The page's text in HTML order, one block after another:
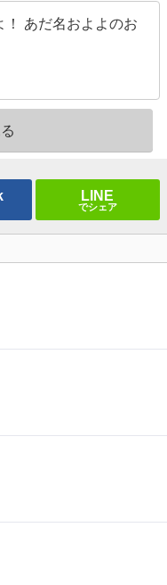
！ あだ名およよのお
LINE
でシェア